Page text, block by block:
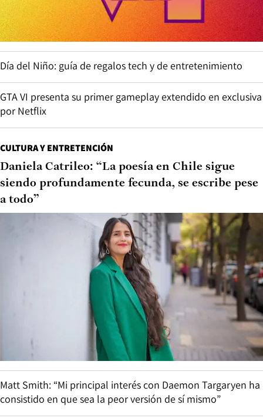
Día del Niño: guía de regalos tech y de entretenimiento
GTA VI presenta su primer gameplay extendido en exclusiva
por Netflix
CULTURA Y ENTRETENCIÓN
Daniela Catrileo: “La poesía en Chile sigue
siendo profundamente fecunda, se escribe pese
a todo”
Matt Smith: “Mi principal interés con Daemon Targaryen ha
consistido en que sea la peor versión de sí mismo”